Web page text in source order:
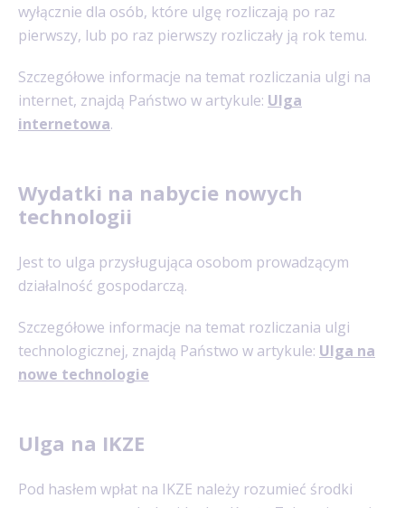
wyłącznie dla osób, które ulgę rozliczają po raz
pierwszy, lub po raz pierwszy rozliczały ją rok temu.
Szczegółowe informacje na temat rozliczania ulgi na
internet, znajdą Państwo w artykule: Ulga
internetowa.
Wydatki na nabycie nowych
technologii
Jest to ulga przysługująca osobom prowadzącym
działalność gospodarczą.
Szczegółowe informacje na temat rozliczania ulgi
technologicznej, znajdą Państwo w artykule: Ulga na
nowe technologie
Ulga na IKZE
Pod hasłem wpłat na IKZE należy rozumieć środki